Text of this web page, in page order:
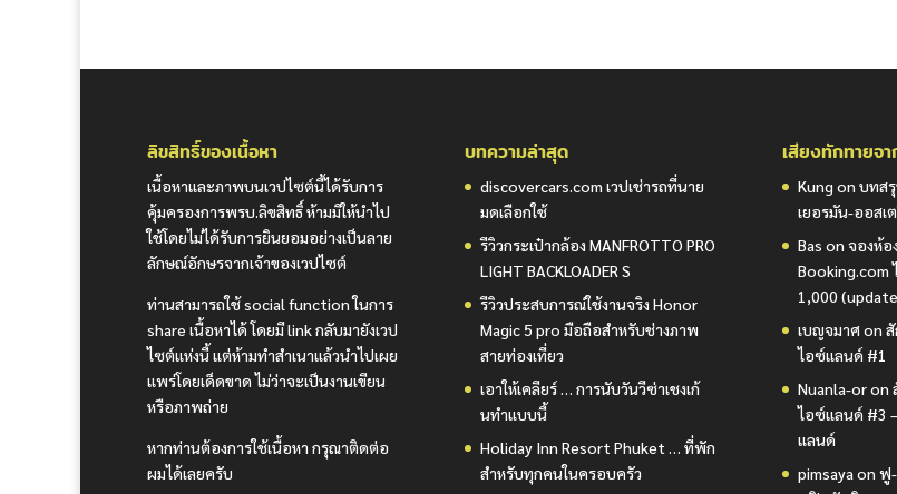
ลิขสิทธิ์ของเนื้อหา
เนื้อหาและภาพบนเวปไซต์นี้ได้รับการ
คุ้มครองการพรบ.ลิขสิทธิ์ ห้ามมิให้นำไป
ใช้โดยไม่ได้รับการยินยอมอย่างเป็นลาย
ลักษณ์อักษรจากเจ้าของเวปไซต์
ท่านสามารถใช้ social function ในการ
share เนื้อหาได้ โดยมี link กลับมายังเวป
ไซต์แห่งนี้ แต่ห้ามทำสำเนาแล้วนำไปเผย
แพร่โดยเด็ดขาด ไม่ว่าจะเป็นงานเขียน
หรือภาพถ่าย
หากท่านต้องการใช้เนื้อหา กรุณาติดต่อ
ผมได้เลยครับ
บทความล่าสุด
discovercars.com เวปเช่ารถที่นาย
มดเลือกใช้
รีวิวกระเป๋ากล้อง MANFROTTO PRO
LIGHT BACKLOADER S
รีวิวประสบการณ์ใช้งานจริง Honor
Magic 5 pro มือถือสำหรับช่างภาพ
สายท่องเที่ยว
เอาให้เคลียร์ … การนับวันวีซ่าเชงเก้
นทำแบบนี้
Holiday Inn Resort Phuket … ที่พัก
สำหรับทุกคนในครอบครัว
เสียงทักทายจ
Kung on บทส
เยอรมัน-ออสเ
Bas on จองห้
Booking.com
1,000
เบญจมาศon
ไอซ์แลนด์ #1
Nuanla-oron
ไอซ์แลนด์ #3
แลนด์
pimsaya on ฟู-